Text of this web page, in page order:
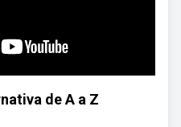
de A a Z